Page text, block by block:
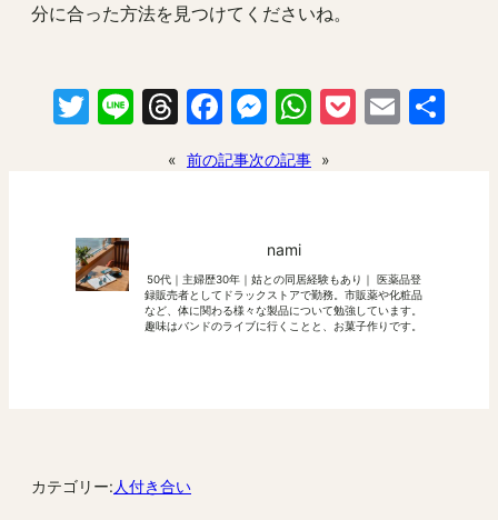
分に合った方法を見つけてくださいね。
Twitter
LineThreads
Facebook
Messenger
WhatsApp
Pocket
Email
« 前の記事次の記事 »
nami
50代｜主婦歴30年｜姑との同居経験もあり｜ 医薬品登
録販売者としてドラックストアで勤務。市販薬や化粧品
など、体に関わる様々な製品について勉強しています。
趣味はバンドのライブに行くことと、お菓子作りです。
カテゴリー: 人付き合い